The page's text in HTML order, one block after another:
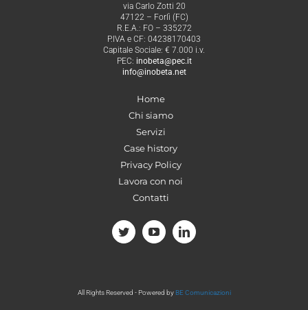
via Carlo Zotti 20
47122 – Forlì (FC)
R.E.A.: FO – 335272
P.IVA e CF: 04238170403
Capitale Sociale: € 7.000 i.v.
PEC: inobeta@pec.it
info@inobeta.net
Home
Chi siamo
Servizi
Case history
Privacy Policy
Lavora con noi
Contatti
All Rights Reserved - Powered by BE Comunicazioni